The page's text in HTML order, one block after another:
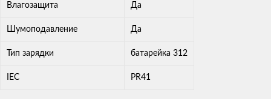
Влагозащита Да
Шумоподавление Да
Тип зарядки батарейка 312
IEC PR41